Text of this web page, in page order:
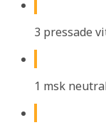
3 pressade
1 msk